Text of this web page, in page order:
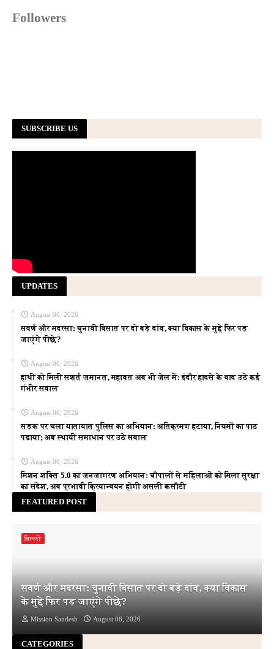
Followers
SUBSCRIBE US
UPDATES
August 06, 2026
सवर्ण और मदरसा: चुनावी बिसात पर दो बड़े दांव, क्या विकास के मुद्दे फिर पड़
जाएंगे पीछे?
August 06, 2026
हाथी को मिली सशर्त जमानत, महावत अब भी जेल में: इंदौर हादसे के बाद उठे कई
गंभीर सवाल
August 06, 2026
सड़क पर चला यातायात पुलिस का अभियान: अतिक्रमण हटाया, नियमों का पाठ
पढ़ाया; अब स्थायी समाधान पर उठे सवाल
August 06, 2026
मिशन शक्ति 5.0 का जनजागरण अभियान: चौपालों से महिलाओं को मिला सुरक्षा
का संदेश, अब प्रभावी क्रियान्वयन होगी असली कसौटी
FEATURED POST
दिल्ली
सवर्ण और मदरसा: चुनावी बिसात पर दो बड़े दांव, क्या विकास
के मुद्दे फिर पड़ जाएंगे पीछे?
Mission Sandesh August 06, 2026
CATEGORIES